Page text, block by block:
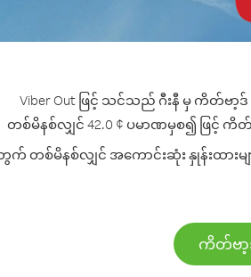
Viber Out ဖြင့် သင်သည် ဂီးနီ မှ ကိတ်ဗ
တစ်မိနစ်လျှင် 42.0 ¢ ပမာဏမှစ၍ ဖြင့်
တစ်မိနစ်လျှင် အကောင်းဆုံး နှုန်းထားမ
ကိတ်ဗာ့